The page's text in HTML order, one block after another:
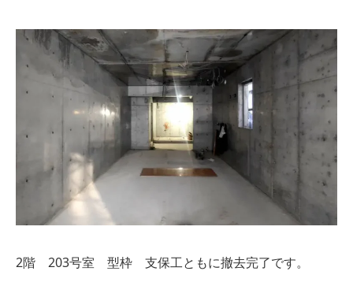
2階 203号室 型枠 支保工ともに撤去完了です。